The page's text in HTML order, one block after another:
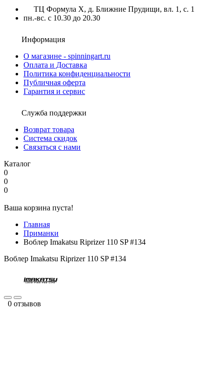
ТЦ Формула X, д. Ближние Прудищи, вл. 1, с. 1
пн.-вс. с 10.30 до 20.30
Информация
О магазине - spinningart.ru
Оплата и Доставка
Политика конфиденциальности
Публичная оферта
Гарантия и сервис
Служба поддержки
Возврат товара
Система скидок
Связаться с нами
Каталог
0
0
0
Ваша корзина пуста!
Главная
Приманки
Воблер Imakatsu Riprizer 110 SP #134
Воблер Imakatsu Riprizer 110 SP #134
0 отзывов